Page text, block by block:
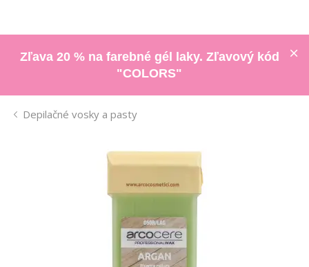
Zľava 20 % na farebné gél laky. Zľavový kód
"COLORS"
Depilačné vosky a pasty